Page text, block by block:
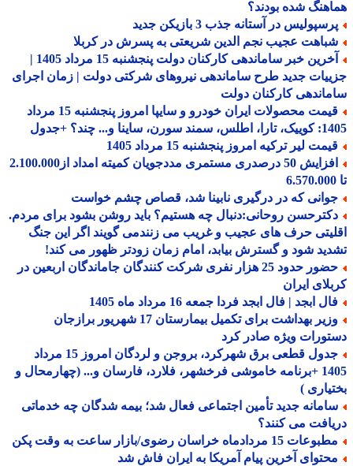
شده بودند؟
در آستانه جذب 3 بازیکن جدید
عجیب نجم الدین شریعتی به پسرش در کربلا
آخرین خبر ساماندهی کارکنان دولت پنجشنبه 15 مرداد 1405 |
جدید طرح ساماندهی نیروهای شرکتی دولت | زمان اجرای
کارکنان دولت
قیمت محصولات ایران خودرو و سایپا امروز پنجشنبه 15 مرداد
ساینا و... چند؟ +جدول
لیر ترکیه امروز پنجشنبه 15 مرداد 1405
افزایش 50 درصدری مستمری مددجویان کمیته امداد از2.100.000
که در درگیری نابینا شد، قصاص چشم خواست
روحانی:دنبال چه هستیم؟ باید روشن بشود برای مردم.
حرف های عجیب و غریب می زنندمی گویند اگر این جنگ
شود و گسترش بیابد، امام زمان زودتر ظهور می کند!
حضور حدود 25 هزار نفری شرکت کنندگان جاماندگان اربعین در
ایران
ابجد | فال ابجد فردا جمعه 16 مرداد ماه 1405
وزیر بهداشت برای تکمیل بیمارستان 17 شهریور برازجان
ویژه صادر کرد
جدول قطعی برق شهرکرد، بروجن و لردگان امروز 15 مرداد
1405 +برنامه خاموشی فرخشهر، فلارد، فارسان و... (چهارمحال و
)
جدید تأمین اجتماعی فعال شد؛ بیمه شدگان چه خدماتی
می کنند؟
15 مردادماه خراسان رضوی/بازار ساعت به وقت پکن
آخرین پیام آمریکا به ایران فاش شد